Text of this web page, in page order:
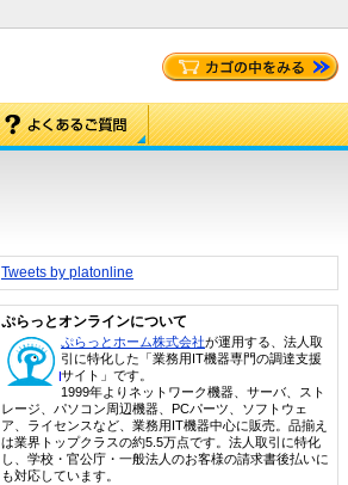
Tweets by platonline
ぷらっとオンラインについて
ぷらっとホーム株式会社が運用する、法人取
引に特化した「業務用IT機器専門の調達支援
サイト」です。
1999年よりネットワーク機器、サーバ、スト
レージ、パソコン周辺機器、PCパーツ、ソフトウェ
ア、ライセンスなど、業務用IT機器中心に販売。品揃え
は業界トップクラスの約5.5万点です。法人取引に特化
し、学校・官公庁・一般法人のお客様の請求書後払いに
も対応しています。